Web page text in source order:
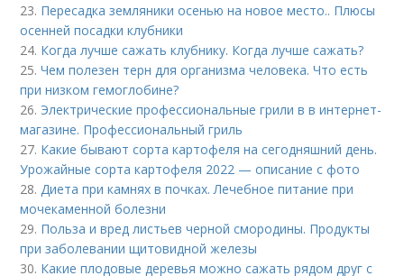
23. Пересадка земляники осенью на новое место.. Плюсы
осенней посадки клубники
24. Когда лучше сажать клубнику. Когда лучше сажать?
25.Чем полезен терн для организма человека. Что есть
при низком гемоглобине?
26. Электрические профессиональные грили в в интернет-
магазине. Профессиональный гриль
27. Какие бывают сорта картофеля на сегодняшний день.
Урожайные сорта картофеля 2022 — описание с фото
28.Диета при камнях в почках. Лечебное питание при
мочекаменной болезни
29. Польза и вред листьев черной смородины. Продукты
при заболевании щитовидной железы
30. Какие плодовые деревья можно сажать рядом друг с